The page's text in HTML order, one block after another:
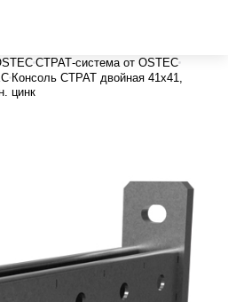
СТРАТ-система от OSTEC
Консоль СТРАТ двойная 41х41,
цинк